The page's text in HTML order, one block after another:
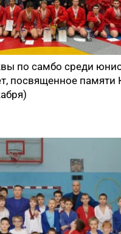
по самбо среди
посвященное памяти